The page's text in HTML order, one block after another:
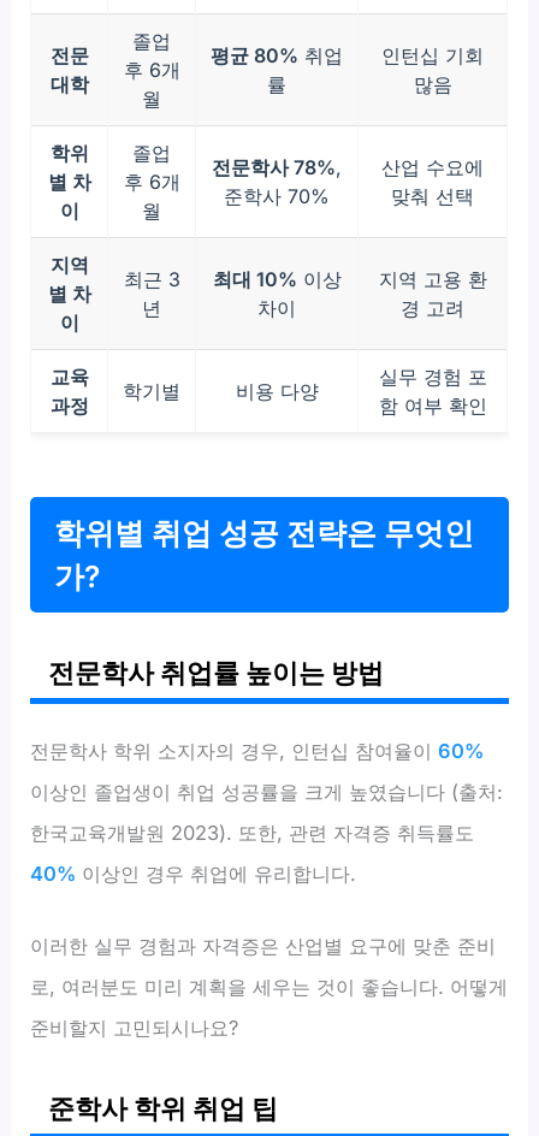
전문
대학
졸업
후 6개
월
평균 80% 취업
률
인턴십 기회
많음
학위
별 차
이
졸업
후 6개
월
전문학사 78%,
준학사 70%
산업 수요에
맞춰 선택
지역
별 차
이
최근 3
년
최대 10% 이상
차이
지역 고용 환
경 고려
교육
과정
학기별 비용 다양
실무 경험 포
함 여부 확인
학위별 취업 성공 전략은 무엇인
가?
전문학사 취업률 높이는 방법
전문학사 학위 소지자의 경우, 인턴십 참여율이60%
이상인 졸업생이 취업 성공률을 크게 높였습니다 (출처:
한국교육개발원 2023). 또한, 관련 자격증 취득률도
40% 이상인 경우 취업에 유리합니다.
이러한 실무 경험과 자격증은 산업별 요구에 맞춘 준비
로, 여러분도 미리 계획을 세우는 것이 좋습니다. 어떻게
준비할지 고민되시나요?
준학사 학위 취업 팁